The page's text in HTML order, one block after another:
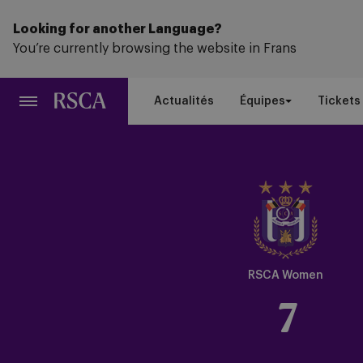
contenu
Looking for another Language?
You’re currently browsing the website in Frans
Actualités Équipes
Crest
Dark
RSCA Women
7